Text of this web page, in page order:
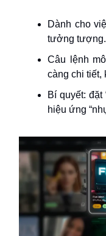
Dành cho
tưởng tượng.
Câu lệnh
càng chi tiết,
Bí quyết: đặt
hiệu ứng